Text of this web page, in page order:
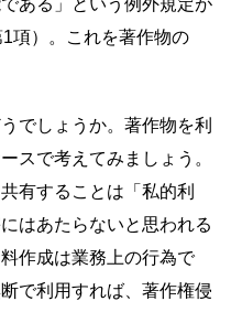
項）。これを著作物の
でしょうか。著作物を利
スで考えてみましょう。
有することは「私的利
はあたらないと思われる
作成は業務上の行為で
で利用すれば、著作権侵